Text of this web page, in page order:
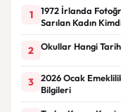
1
1972 İrlanda
Sarılan Kadın
2 Okullar Hangi
3
2026 Ocak
Bilgileri